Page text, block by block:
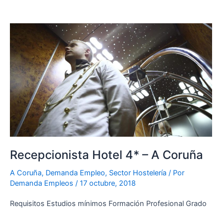
Recepcionista Hotel 4* – A Coruña
A Coruña, Demanda Empleo, Sector Hostelería / Por
Demanda Empleos / 17 octubre, 2018
Requisitos Estudios mínimos Formación Profesional Grado
Recepcionista
Hotel
4*
Coruña